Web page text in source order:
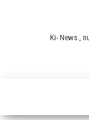
Ki- News ,